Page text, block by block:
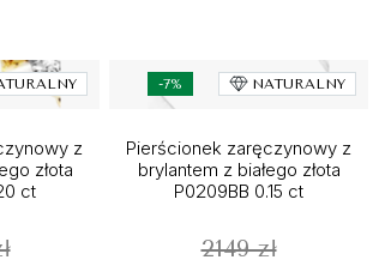
z
złota
ct
-7% NATURALNY
Pierścionek zaręczynowy z
brylantem z białego złota
P0209BB 0.15 ct
2149 zł